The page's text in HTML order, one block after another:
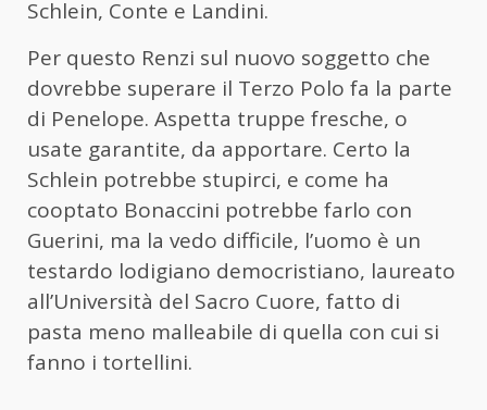
Schlein, Conte e Landini.
Per questo Renzi sul nuovo soggetto che
dovrebbe superare il Terzo Polo fa la parte
di Penelope. Aspetta truppe fresche, o
usate garantite, da apportare. Certo la
Schlein potrebbe stupirci, e come ha
cooptato Bonaccini potrebbe farlo con
Guerini, ma la vedo difficile, l’uomo è un
testardo lodigiano democristiano, laureato
all’Università del Sacro Cuore, fatto di
pasta meno malleabile di quella con cui si
fanno i tortellini.